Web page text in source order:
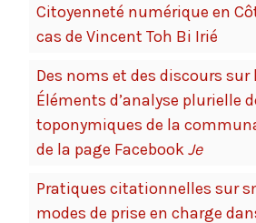
Citoyenneté numérique en
cas de Vincent Toh Bi Irié
Des noms et des discours sur
Éléments d’analyse plurielle
toponymiques de la
de la page FacebookJe
Pratiques citationnelles sur
modes de prise en charge